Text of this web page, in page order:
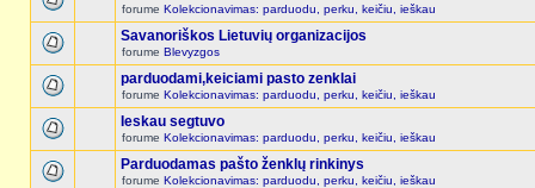
forume Kolekcionavimas: parduodu, perku, keičiu, ieškau
Savanoriškos Lietuvių organizacijos
forume Blevyzgos
parduodami,keiciami pasto zenklai
forume Kolekcionavimas: parduodu, perku, keičiu, ieškau
Ieskau segtuvo
forume Kolekcionavimas: parduodu, perku, keičiu, ieškau
Parduodamas pašto ženklų rinkinys
forume Kolekcionavimas: parduodu, perku, keičiu, ieškau